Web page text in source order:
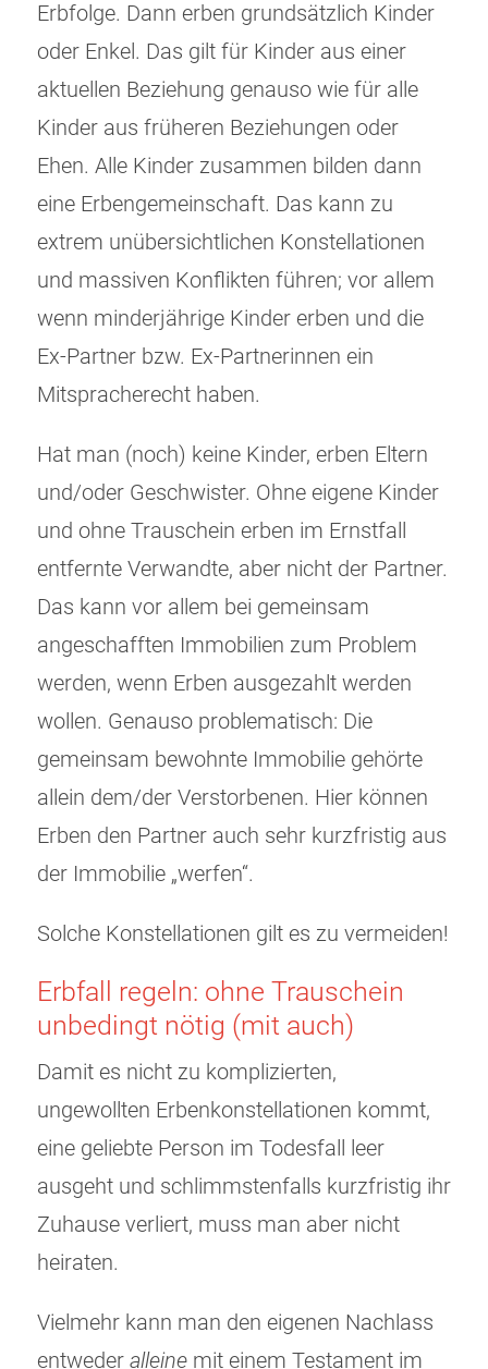
Erbfolge. Dann erben grundsätzlich Kinder
oder Enkel. Das gilt für Kinder aus einer
aktuellen Beziehung genauso wie für alle
Kinder aus früheren Beziehungen oder
Ehen. Alle Kinder zusammen bilden dann
eine Erbengemeinschaft. Das kann zu
extrem unübersichtlichen Konstellationen
und massiven Konflikten führen; vor allem
wenn minderjährige Kinder erben und die
Ex-Partner bzw. Ex-Partnerinnen ein
Mitspracherecht haben.
Hat man (noch) keine Kinder, erben Eltern
und/oder Geschwister. Ohne eigene Kinder
und ohne Trauschein erben im Ernstfall
entfernte Verwandte, aber nicht der Partner.
Das kann vor allem bei gemeinsam
angeschafften Immobilien zum Problem
werden, wenn Erben ausgezahlt werden
wollen. Genauso problematisch: Die
gemeinsam bewohnte Immobilie gehörte
allein dem/der Verstorbenen. Hier können
Erben den Partner auch sehr kurzfristig aus
der Immobilie „werfen“.
Solche Konstellationen gilt es zu vermeiden!
Erbfall regeln: ohne Trauschein
unbedingt nötig (mit auch)
Damit es nicht zu komplizierten,
ungewollten Erbenkonstellationen kommt,
eine geliebte Person im Todesfall leer
ausgeht und schlimmstenfalls kurzfristig ihr
Zuhause verliert, muss man aber nicht
heiraten.
Vielmehr kann man den eigenen Nachlass
entweder alleine mit einem Testament im